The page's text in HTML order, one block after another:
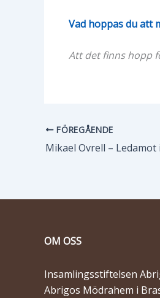
Vad hoppas du att
Att det finns hopp
FÖREGÅENDE
Mikael Ovrell – Ledamot
OM OSS
Insamlingsstiftelsen
Abrigos Mödrahem i